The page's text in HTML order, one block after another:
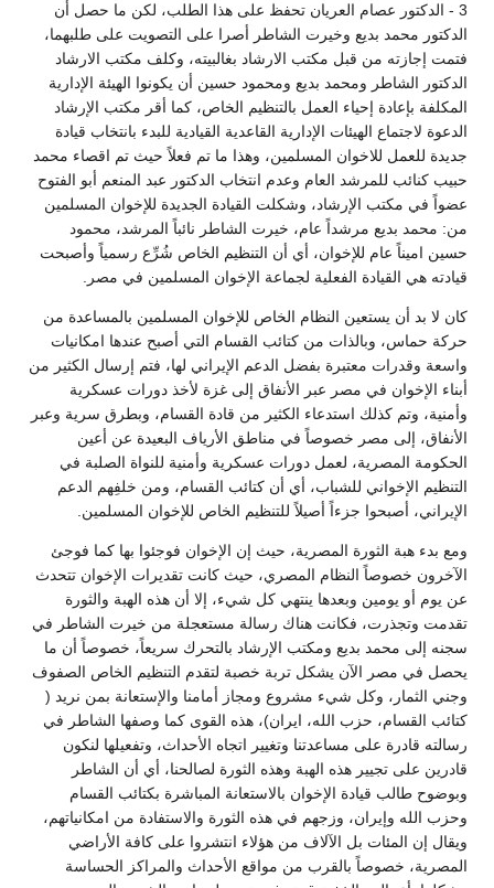
3 - الدكتور عصام العريان تحفظ على هذا الطلب، لكن ما حصل أن
الدكتور محمد بديع وخيرت الشاطر أصرا على التصويت على طلبهما،
فتمت إجازته من قبل مكتب الارشاد بغالبيته، وكلف مكتب الارشاد
الدكتور الشاطر ومحمد بديع ومحمود حسين أن يكونوا الهيئة الإدارية
المكلفة بإعادة إحياء العمل بالتنظيم الخاص، كما أقر مكتب الإرشاد
الدعوة لاجتماع الهيئات الإدارية القاعدية القيادية للبدء بانتخاب قيادة
جديدة للعمل للاخوان المسلمين، وهذا ما تم فعلاً حيث تم اقصاء محمد
حبيب كنائب للمرشد العام وعدم انتخاب الدكتور عبد المنعم أبو الفتوح
عضواً في مكتب الإرشاد، وشكلت القيادة الجديدة للإخوان المسلمين
من: محمد بديع مرشداً عام، خيرت الشاطر نائباً المرشد، محمود
حسين اميناً عام للإخوان، أي أن التنظيم الخاص شُرِّع رسمياً وأصبحت
قيادته هي القيادة الفعلية لجماعة الإخوان المسلمين في مصر.
كان لا بد أن يستعين النظام الخاص للإخوان المسلمين بالمساعدة من
حركة حماس، وبالذات من كتائب القسام التي أصبح عندها امكانيات
واسعة وقدرات معتبرة بفضل الدعم الإيراني لها، فتم إرسال الكثير من
أبناء الإخوان في مصر عبر الأنفاق إلى غزة لأخذ دورات عسكرية
وأمنية، وتم كذلك استدعاء الكثير من قادة القسام، وبطرق سرية وعبر
الأنفاق، إلى مصر خصوصاً في مناطق الأرياف البعيدة عن أعين
الحكومة المصرية، لعمل دورات عسكرية وأمنية للنواة الصلبة في
التنظيم الإخواني للشباب، أي أن كتائب القسام، ومن خلفِهم الدعم
الإيراني، أصبحوا جزءاً أصيلاً للتنظيم الخاص للإخوان المسلمين.
ومع بدء هبة الثورة المصرية، حيث إن الإخوان فوجئوا بها كما فوجئ
الآخرون خصوصاً النظام المصري، حيث كانت تقديرات الإخوان تتحدث
عن يوم أو يومين وبعدها ينتهي كل شيء، إلا أن هذه الهبة والثورة
تقدمت وتجذرت، فكانت هناك رسالة مستعجلة من خيرت الشاطر في
سجنه إلى محمد بديع ومكتب الإرشاد بالتحرك سريعاً، خصوصاً أن ما
يحصل في مصر الآن يشكل تربة خصبة لتقدم التنظيم الخاص الصفوف
وجني الثمار، وكل شيء مشروع ومجاز أمامنا والإستعانة بمن نريد (
كتائب القسام، حزب الله، ايران)، هذه القوى كما وصفها الشاطر في
رسالته قادرة على مساعدتنا وتغيير اتجاه الأحداث، وتفعيلها لنكون
قادرين على تجيير هذه الهبة وهذه الثورة لصالحنا، أي أن الشاطر
وبوضوح طالب قيادة الإخوان بالاستعانة المباشرة بكتائب القسام
وحزب الله وإيران، وزجهم في هذه الثورة والاستفادة من امكانياتهم،
ويقال إن المئات بل الآلاف من هؤلاء انتشروا على كافة الأراضي
المصرية، خصوصاً بالقرب من مواقع الأحداث والمراكز الحساسة